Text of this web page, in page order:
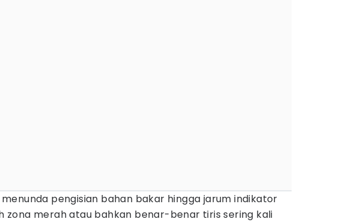
menunda pengisian bahan bakar hingga jarum indikator
zona merah atau bahkan benar-benar tiris sering kali